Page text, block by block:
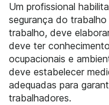
Um profissional
segurança do
trabalho, deve
deve ter
ocupacionais e
deve estabelecer
adequadas para
trabalhadores.